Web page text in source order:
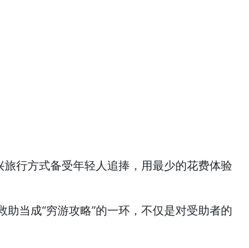
行方式备受年轻人追捧，用最少的花费体验
当成“穷游攻略”的一环，不仅是对受助者的